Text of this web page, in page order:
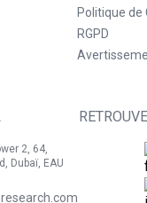
Politique
RGPD
2, 64,
Dubaï, EAU